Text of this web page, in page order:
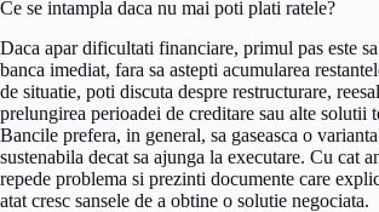
Ce se intampla daca nu mai poti plati ratele?
Daca apar dificultati financiare, primul pas este
banca imediat, fara sa astepti acumularea
de situatie, poti discuta despre restructurare,
prelungirea perioadei de creditare sau alte solutii
Bancile prefera, in general, sa gaseasca o
sustenabila decat sa ajunga la executare. Cu cat
repede problema si prezinti documente care
atat cresc sansele de a obtine o solutie negociata.